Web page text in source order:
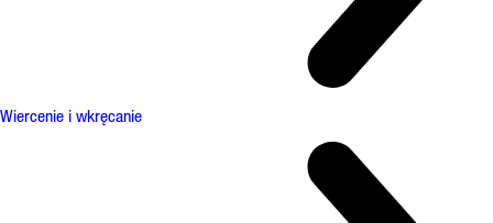
Wiercenie i wkręcanie